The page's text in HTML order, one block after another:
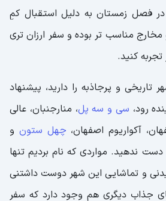
فصل زمستان به دلیل استقبال کمِ
مناسب تر بوده و سفر ارزان تری
کنید.
و پرجاذبه را دارید، پیشنهاد
رود، سی و سه پل، منارجنبان، عالی
آکواریوم اصفهان، چهل ستون و
ندهید. مواردی که نام بردیم تنها
و تماشایی این شهر دوست داشتنی
جذاب دیگری هم وجود دارد که سفر